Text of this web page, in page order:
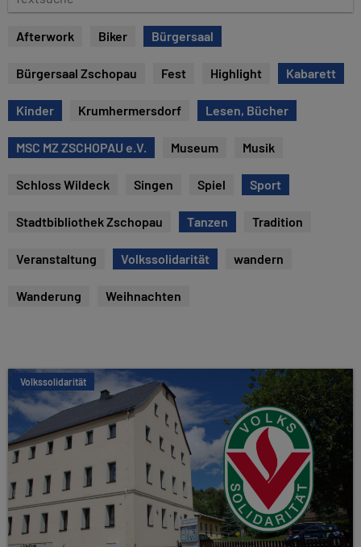
e
c
e
Afterwork Biker Bürgersaal
Bürgersaal Zschopau Fest Highlight Kabarett
Kinder Krumhermersdorf Lesen, Bücher
MSC MZ ZSCHOPAU e.V. Museum Musik
Schloss Wildeck Singen Spiel Sport
Stadtbibliothek Zschopau Tanzen Tradition
Veranstaltung Volkssolidarität wandern
Wanderung Weihnachten
Volkssolidarität